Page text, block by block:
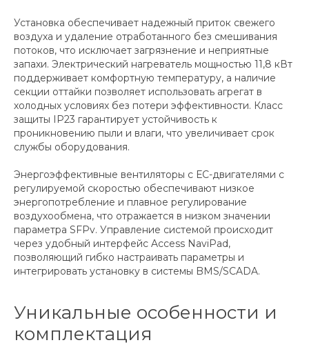
Установка обеспечивает надежный приток свежего
воздуха и удаление отработанного без смешивания
потоков, что исключает загрязнение и неприятные
запахи. Электрический нагреватель мощностью 11,8 кВт
поддерживает комфортную температуру, а наличие
секции оттайки позволяет использовать агрегат в
холодных условиях без потери эффективности. Класс
защиты IP23 гарантирует устойчивость к
проникновению пыли и влаги, что увеличивает срок
службы оборудования.
Энергоэффективные вентиляторы с ЕС-двигателями с
регулируемой скоростью обеспечивают низкое
энергопотребление и плавное регулирование
воздухообмена, что отражается в низком значении
параметра SFPv. Управление системой происходит
через удобный интерфейс Access NaviPad,
позволяющий гибко настраивать параметры и
интегрировать установку в системы BMS/SCADA.
Уникальные особенности и
комплектация